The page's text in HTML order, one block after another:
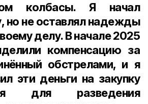
колбасы. Я начал
но не оставлял надежды
делу. В начале 2025
компенсацию за
обстрелами, и я
эти деньги на закупку
для разведения